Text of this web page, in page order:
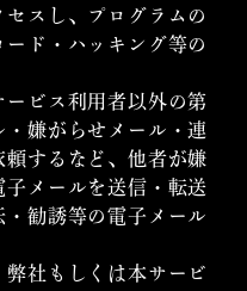
スし、プログラムの
ド・ハッキング等の
ビス利用者以外の第
嫌がらせメール・連
するなど、他者が嫌
メールを送信・転送
勧誘等の電子メール
弊社もしくは本サービ